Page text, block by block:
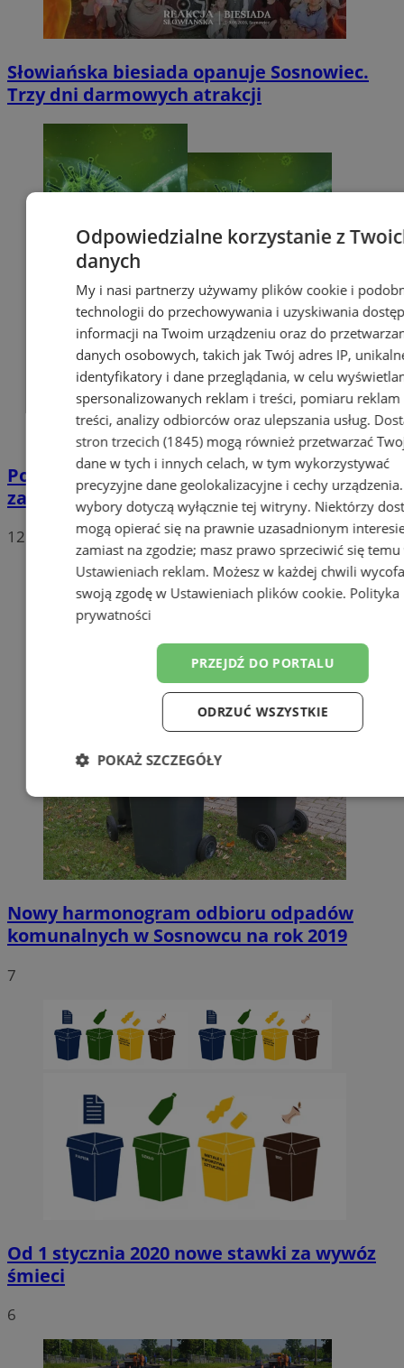
Słowiańska biesiada opanuje Sosnowiec.
Trzy dni darmowych atrakcji
Potwierdzono pierwszy przypadek
zarażenia koronawirusem w Sosnowcu
12
Nowy harmonogram odbioru odpadów
komunalnych w Sosnowcu na rok 2019
7
Od 1 stycznia 2020 nowe stawki za wywóz
śmieci
6
Odpowiedzialne korzystanie z
danych
My i nasi partnerzy używamy plików cookie i
technologii do przechowywania i uzyskiwania
informacji na Twoim urządzeniu oraz do
danych osobowych, takich jak Twój adres IP,
identyfikatory i dane przeglądania, w celu
spersonalizowanych reklam i treści, pomiaru reklam
treści, analizy odbiorców oraz ulepszania usług.
stron trzecich (1845)mogą również przetwarzać
dane w tych i innych celach, w tym wykorzystywać
precyzyjne dane geolokalizacyjne i cechy
wybory dotyczą wyłącznie tej witryny. Niektórzy
mogą opierać się na prawnie uzasadnionym
zamiast na zgodzie; masz prawo sprzeciwić się temu
Ustawieniach reklam. Możesz w każdej chwili
swoją zgodę w Ustawieniach plików cookie. Polityka
prywatności
PRZEJDŹ DO PORTALU
ODRZUĆ WSZYSTKIE
POKAŻ SZCZEGÓŁY
Niezbędne Wydajność
Funkcjonalność
Niesklasyfikowane
Niezbędne pliki cookie umożliwiają korzystanie z podstawowych
ze strony internetowej.
Nazwa
Provider/
Domena
SessID
sosnowiecki.pl
euds .rfihub.com